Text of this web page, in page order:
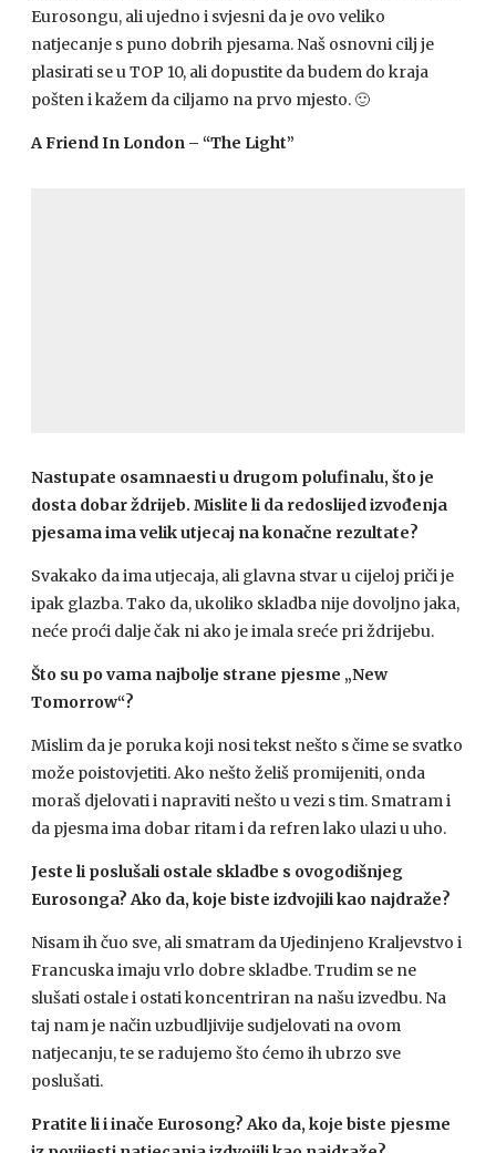
Eurosongu, ali ujedno i svjesni da je ovo veliko
natjecanje s puno dobrih pjesama. Naš osnovni cilj je
plasirati se uTOP 10, ali dopustite da budem do kraja
pošten i kažem da ciljamo na prvo mjesto. 🙂
A Friend In London – “The Light”
Nastupate osamnaesti u drugom polufinalu, što je
dosta dobar ždrijeb. Mislite li da redoslijed izvođenja
pjesama ima velik utjecaj na konačne rezultate?
Svakako da ima utjecaja, ali glavna stvar u cijeloj priči je
ipak glazba. Tako da, ukoliko skladba nije dovoljno jaka,
neće proći dalje čak ni ako je imala sreće pri ždrijebu.
Što su po vama najbolje strane pjesme „New
Tomorrow“?
Mislim da je poruka koji nosi tekst nešto s čime se svatko
može poistovjetiti. Ako nešto želiš promijeniti, onda
moraš djelovati i napraviti nešto u vezi s tim. Smatram i
da pjesma ima dobar ritam i da refren lako ulazi u uho.
Jeste li poslušali ostale skladbe s ovogodišnjeg
Eurosonga? Ako da, koje biste izdvojili kao najdraže?
Nisam ih čuo sve, ali smatram da Ujedinjeno Kraljevstvo i
Francuska imaju vrlo dobre skladbe. Trudim se ne
slušati ostale i ostati koncentriran na našu izvedbu. Na
taj nam je način uzbudljivije sudjelovati na ovom
natjecanju, te se radujemo što ćemo ih ubrzo sve
poslušati.
Pratite li i inače Eurosong? Ako da, koje biste pjesme